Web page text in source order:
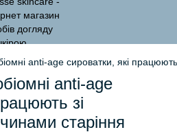
anti-age сироватки, які
anti-age
зі
старіння